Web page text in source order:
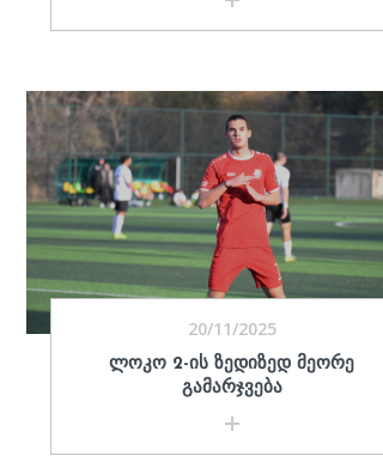
20/11/2025
ᲚᲝᲙᲝ 2-ᲘᲡ ᲖᲔᲓᲘᲖᲔᲓ ᲛᲔᲝᲠᲔ
ᲒᲐᲛᲐᲠᲯᲕᲔᲑᲐ